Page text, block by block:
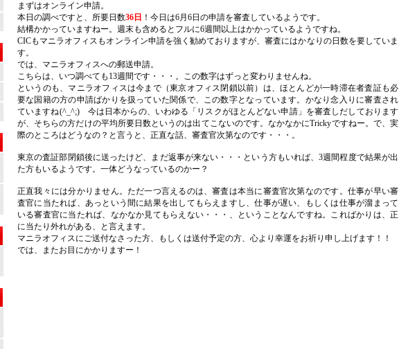
まずはオンライン申請。
本日の調べですと、所要日数36日 ！今日は6月6日の申請を審査しているようです。
結構かかっていますねー。週末も含めるとフルに6週間以上はかかっているようですね。
CICもマニラオフィスもオンライン申請を強く勧めておりますが、審査にはかなりの日数を要していま
す。
では、マニラオフィスへの郵送申請。
こちらは、いつ調べても13週間です・・・。この数字はずっと変わりませんね。
というのも、マニラオフィスは今まで（東京オフィス閉鎖以前）は、ほとんどが一時滞在者査証も必
要な国籍の方の申請ばかりを扱っていた関係で、この数字となっています。かなり念入りに審査され
ていますね(^_^;) 今は日本からの、いわゆる「リスクがほとんどない申請」を審査しだしております
が、そちらの方だけの平均所要日数というのは出てこないのです。なかなかにTrickyですねー。で、実
際のところはどうなの？と言うと、正直な話、審査官次第なのです・・・。
東京の査証部閉鎖後に送ったけど、まだ返事が来ない・・・という方もいれば、3週間程度で結果が出
た方もいるようです。一体どうなっているのかー？
正直我々には分かりません。ただ一つ言えるのは、審査は本当に審査官次第なのです。仕事が早い審
査官に当たれば、あっという間に結果を出してもらえますし、仕事が遅い、もしくは仕事が溜まって
いる審査官に当たれば、なかなか見てもらえない・・・、ということなんですね。こればかりは、正
に当たり外れがある、と言えます。
マニラオフィスにご送付なさった方、もしくは送付予定の方、心より幸運をお祈り申し上げます！！
では、またお目にかかりますー！